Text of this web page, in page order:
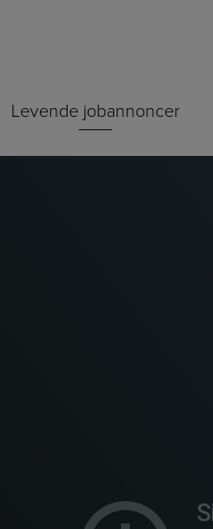
Levende jobannoncer